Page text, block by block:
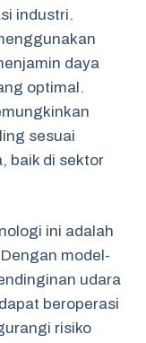
industri.
daya
optimal.
sesuai
baik di sektor
ini adalah
model-
udara
beroperasi
risiko